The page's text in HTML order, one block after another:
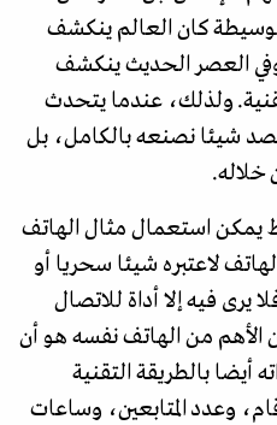
كان العالم ينكشف
العصر الحديث ينكشف
ولذلك، عندما يتحدث
شيئا نصنعه بالكامل، بل
خلاله.
يمكن استعمال مثال الهاتف
لاعتبره شيئا سحريا أو
يرى فيه إلا أداة للاتصال
الأهم من الهاتف نفسه هو أن
أيضا بالطريقة التقنية
وعدد المتابعين، وساعات